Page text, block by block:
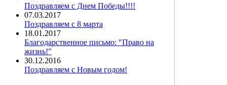
Поздравляем с Днем Победы!!!!
07.03.2017
Поздравляем с 8 марта
18.01.2017
Благодарственное письмо: "Право на
жизнь!"
30.12.2016
Поздравляем с Новым годом!